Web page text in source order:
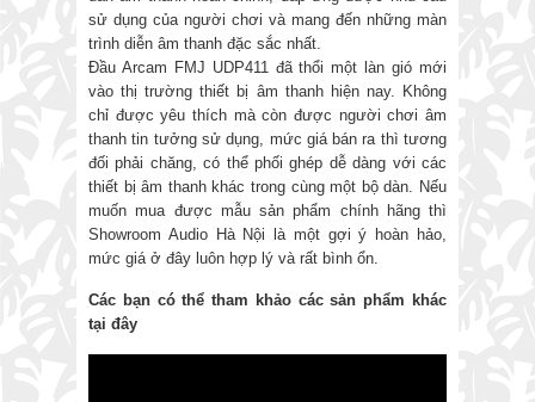
sử dụng của người chơi và mang đến những màn
trình diễn âm thanh đặc sắc nhất.
Đầu Arcam FMJ UDP411 đã thổi một làn gió mới
vào thị trường thiết bị âm thanh hiện nay. Không
chỉ được yêu thích mà còn được người chơi âm
thanh tin tưởng sử dụng, mức giá bán ra thì tương
đối phải chăng, có thể phối ghép dễ dàng với các
thiết bị âm thanh khác trong cùng một bộ dàn. Nếu
muốn mua được mẫu sản phẩm chính hãng thì
Showroom Audio Hà Nội là một gợi ý hoàn hảo,
mức giá ở đây luôn hợp lý và rất bình ổn.
Các bạn có thể tham khảo các sản phẩm khác
tại đây